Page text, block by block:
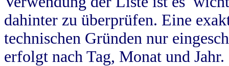
dahinter zu überprüfen. Eine
technischen Gründen nur
erfolgt nach Tag, Monat und Jahr.